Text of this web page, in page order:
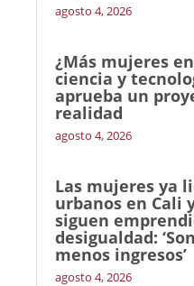
agosto 4, 2026
¿Más mujeres
ciencia y
aprueba un
realidad
agosto 4, 2026
Las mujeres ya
urbanos en Cali
siguen
desigualdad:
menos ingresos’
agosto 4, 2026